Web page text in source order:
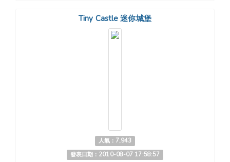
Tiny Castle 迷你城堡
人氣：7,943
發表日期：2010-08-07 17:58:57